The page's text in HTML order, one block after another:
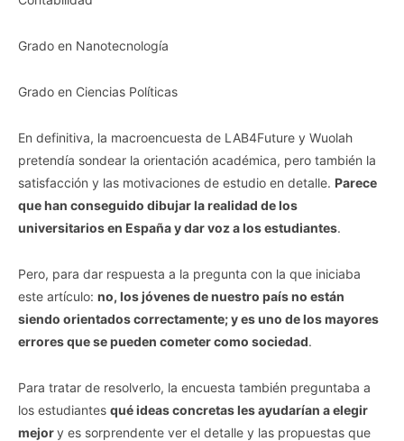
Grado en Nanotecnología
Grado en Ciencias Políticas
En definitiva, la macroencuesta de LAB4Future y Wuolah
pretendía sondear la orientación académica, pero también la
satisfacción y las motivaciones de estudio en detalle. Parece
que han conseguido dibujar la realidad de los
universitarios en España y dar voz a los estudiantes.
Pero, para dar respuesta a la pregunta con la que iniciaba
este artículo: no, los jóvenes de nuestro país no están
siendo orientados correctamente; y es uno de los mayores
errores que se pueden cometer como sociedad.
Para tratar de resolverlo, la encuesta también preguntaba a
los estudiantes qué ideas concretas les ayudarían a elegir
mejory es sorprendente ver el detalle y las propuestas que